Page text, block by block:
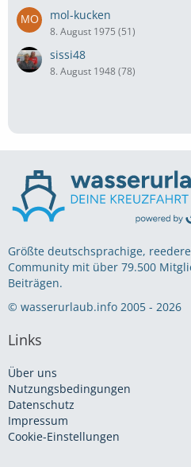
mol-kucken
8. August 1975 (51)
sissi48
8. August 1948 (78)
Größte deutschsprachige,
Community mit über 79.500
Beiträgen.
© wasserurlaub.info 2005 - 2026
Links
Über uns
Nutzungsbedingungen
Datenschutz
Impressum
Cookie-Einstellungen